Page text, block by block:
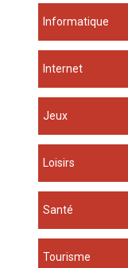
Informatique
Internet
Jeux
Loisirs
Santé
Tourisme